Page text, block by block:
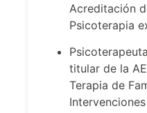
Acreditación
Psicoterapia
titular de la
Terapia de